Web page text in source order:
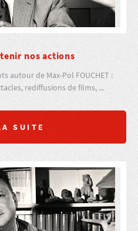
nos actions
autour de Max-Pol FOUCHET :
rediffusions de films, ...
SUITE